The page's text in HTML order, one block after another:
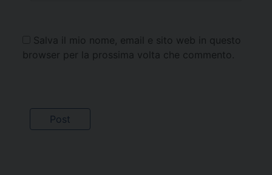
Salva il mio nome, email e sito web in questo
browser per la prossima volta che commento.